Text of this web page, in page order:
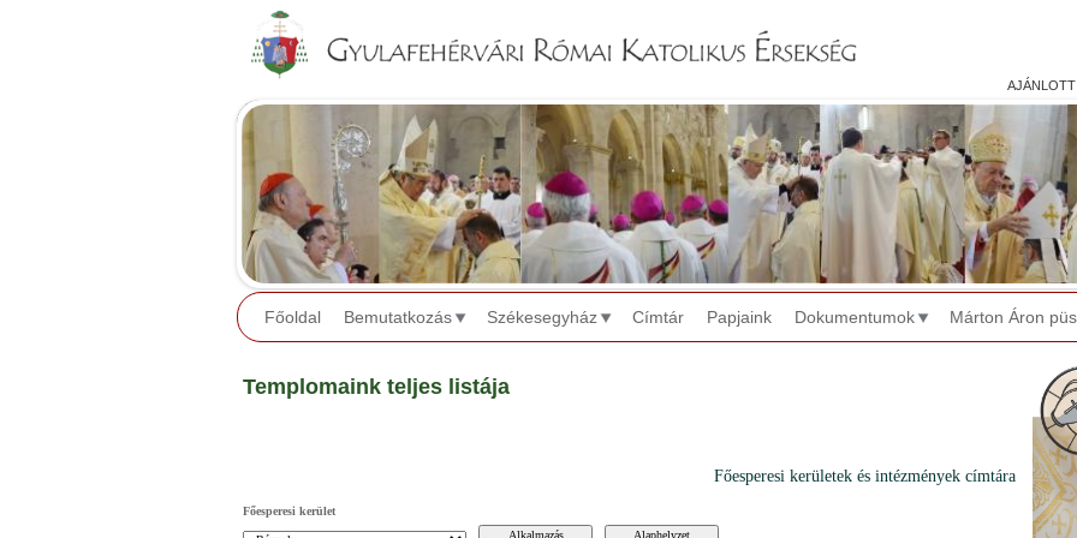
ajánlott
Főoldal Bemutatkozás Székesegyház Címtár Papjaink Dokumentumok Márton Áron
Templomaink teljes listája
Főesperesi kerületek és intézmények címtára
Főesperesi kerület